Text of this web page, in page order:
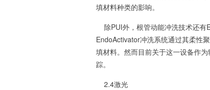
填材料种类的影响。
除PUI外，根管动能冲洗技术还有
EndoActivator冲洗系统通过其柔性
填材料。然而目前关于这一设备作
踪。
2.4激光